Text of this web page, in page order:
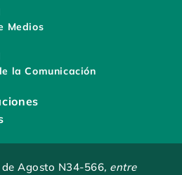
Medios
la Comunicación
Agosto N34-566, entre